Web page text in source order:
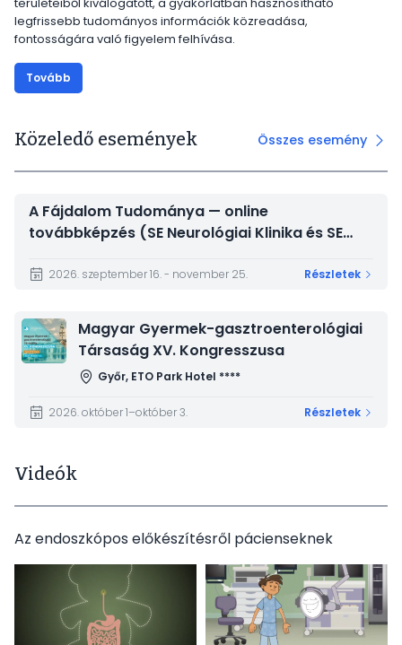
legfrissebb tudományos információk közreadása,
fontosságára való figyelem felhívása.
Tovább
Közeledő események
A Fájdalom Tudománya — online
továbbképzés (SE Neurológiai Klinika és SE
2026. szeptember 16. - november 25. Részletek
Kép
Magyar Gyermek-gasztroenterológiai
Társaság XV. Kongresszusa
Győr, ETO Park Hotel ****
2026. október 1–október 3. Részletek
Összes esemény
Videók
Az endoszkópos előkészítésről pácienseknek